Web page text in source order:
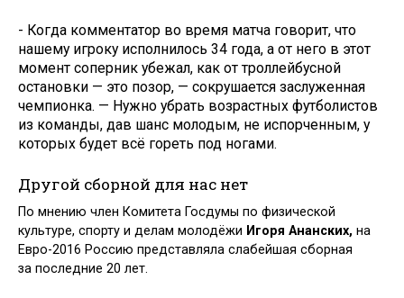
- Когда комментатор во время матча говорит, что
нашему игроку исполнилось 34 года, а от него в этот
момент соперник убежал, как от троллейбусной
остановки — это позор, — сокрушается заслуженная
чемпионка. — Нужно убрать возрастных футболистов
из команды, дав шанс молодым, не испорченным, у
которых будет всё гореть под ногами.
Другой сборной для нас нет
По мнению член Комитета Госдумы по физической
культуре, спорту и делам молодёжи Игоря Ананских, на
Евро-2016 Россию представляла слабейшая сборная
за последние 20 лет.